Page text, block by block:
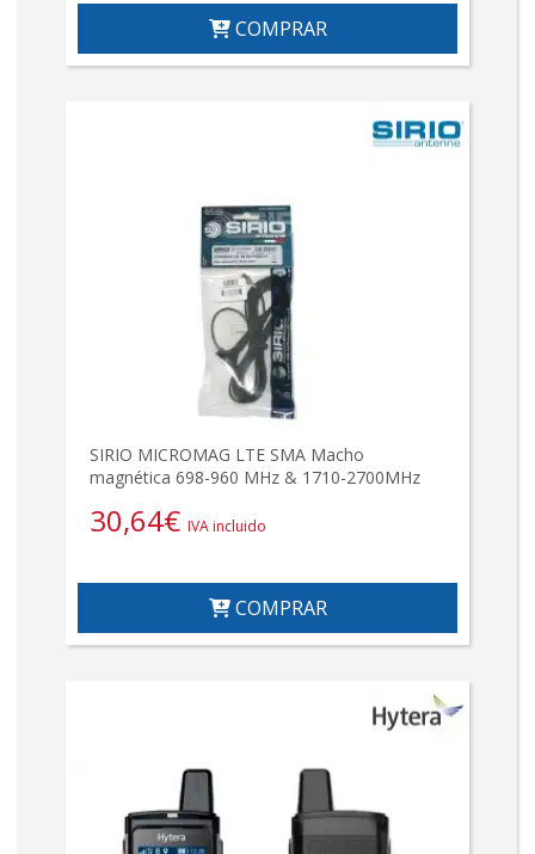
COMPRAR
SIRIO MICROMAG LTE SMA Macho
magnética 698-960 MHz & 1710-2700MHz
30,64€ IVA incluido
COMPRAR